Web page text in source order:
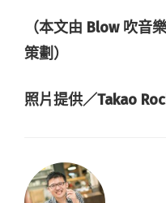
（本文由 Blow 吹音
策劃）
照片提供／Takao